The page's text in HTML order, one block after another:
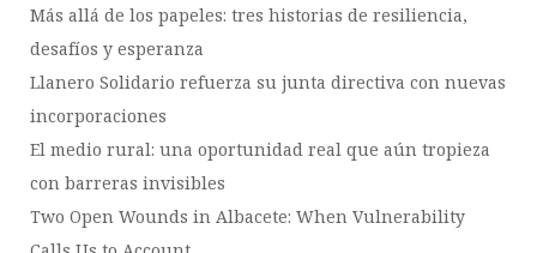
Más allá de los papeles: tres historias de resiliencia,
desafíos y esperanza
Llanero Solidario refuerza su junta directiva con nuevas
incorporaciones
El medio rural: una oportunidad real que aún tropieza
con barreras invisibles
Two Open Wounds in Albacete: When Vulnerability